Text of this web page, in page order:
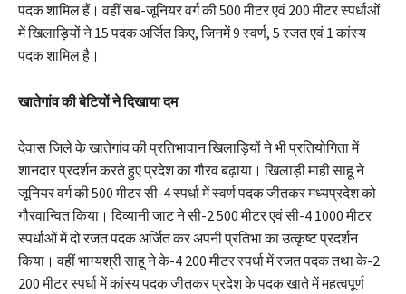
पदक शामिल हैं। वहीं सब-जूनियर वर्ग की 500 मीटर एवं 200 मीटर स्पर्धाओं
में खिलाड़ियों ने 15 पदक अर्जित किए, जिनमें 9 स्वर्ण, 5 रजत एवं 1 कांस्य
पदक शामिल है।
खातेगांव की बेटियों ने दिखाया दम
देवास जिले के खातेगांव की प्रतिभावान खिलाड़ियों ने भी प्रतियोगिता में
शानदार प्रदर्शन करते हुए प्रदेश का गौरव बढ़ाया। खिलाड़ी माही साहू ने
जूनियर वर्ग की 500 मीटर सी-4 स्पर्धा में स्वर्ण पदक जीतकर मध्यप्रदेश को
गौरवान्वित किया। दिव्यानी जाट ने सी-2 500 मीटर एवं सी-4 1000 मीटर
स्पर्धाओं में दो रजत पदक अर्जित कर अपनी प्रतिभा का उत्कृष्ट प्रदर्शन
किया। वहीं भाग्यश्री साहू ने के-4 200 मीटर स्पर्धा में रजत पदक तथा के-2
200 मीटर स्पर्धा में कांस्य पदक जीतकर प्रदेश के पदक खाते में महत्वपूर्ण